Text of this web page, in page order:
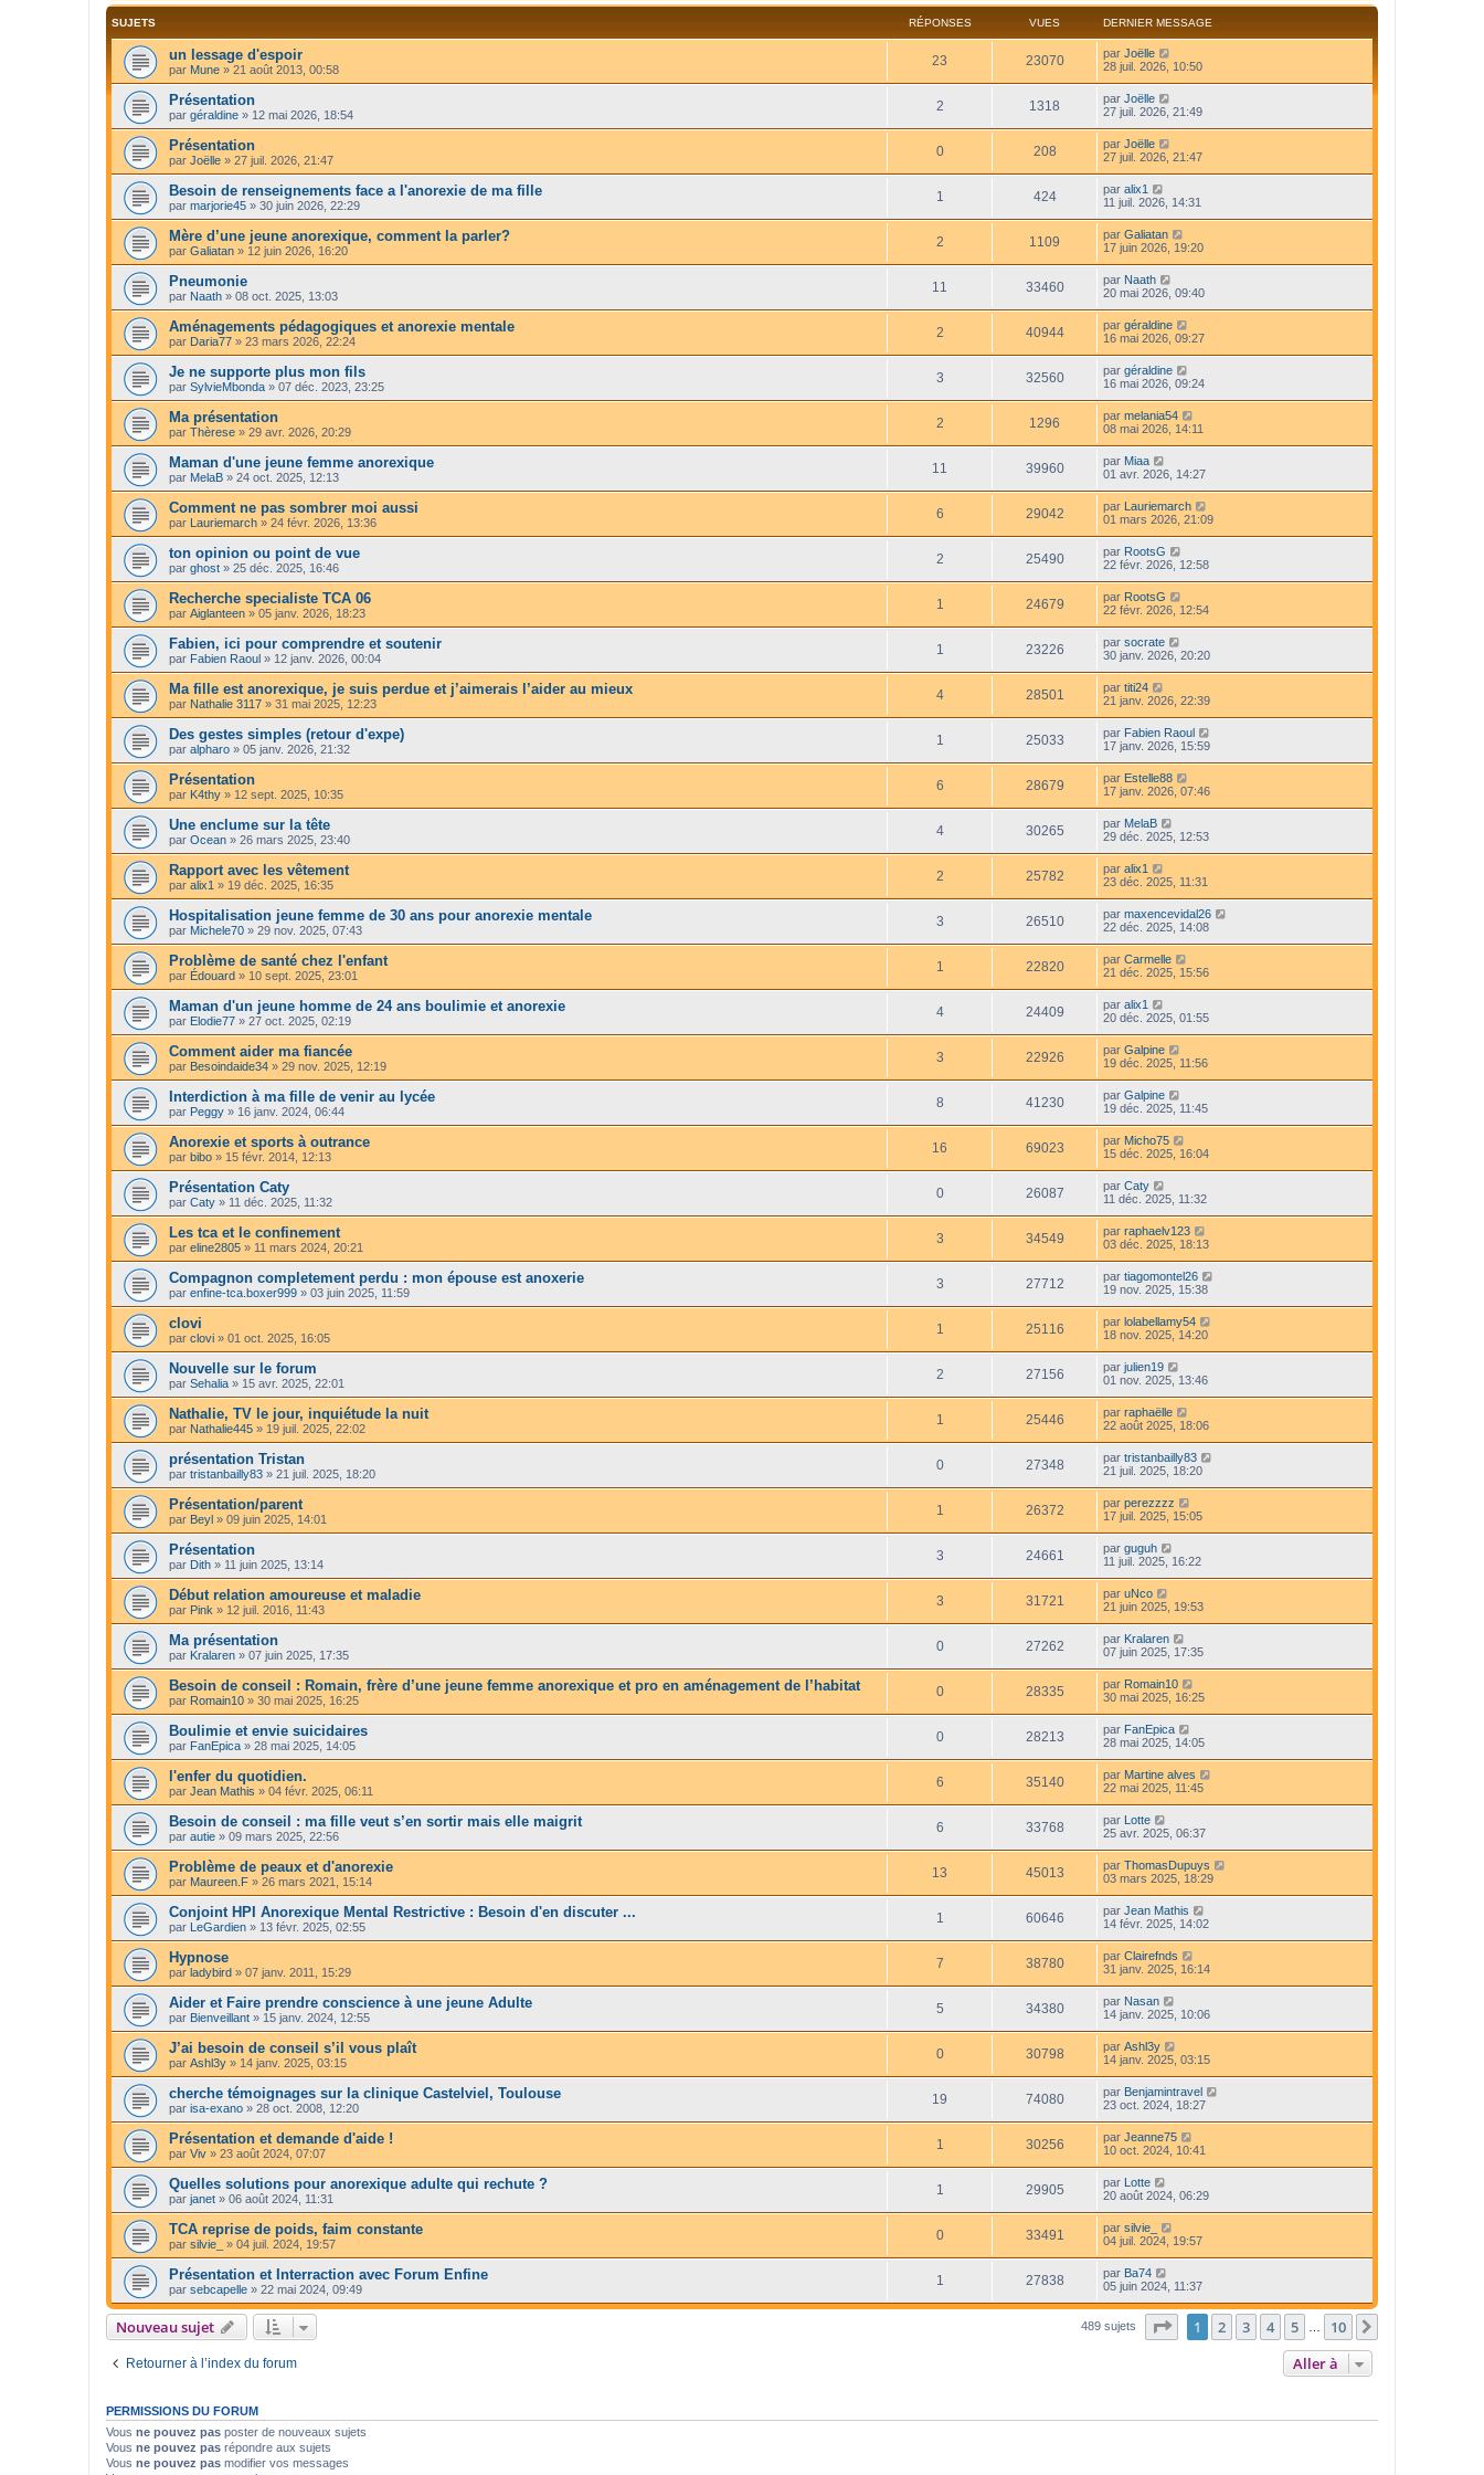
SUJETS RÉPONSES VUES DERNIER MESSAGE
un lessage d'espoir
par Mune » 21 août 2013, 00:58
23 23070 par Joëlle
28 juil. 2026, 10:50
Présentation
par géraldine » 12 mai 2026, 18:54
2 1318 par Joëlle
27 juil. 2026, 21:49
Présentation
par Joëlle » 27 juil. 2026, 21:47
0 208 par Joëlle
27 juil. 2026, 21:47
Besoin de renseignements face a l'anorexie de ma fille
par marjorie45 » 30 juin 2026, 22:29
1 424 par alix1
11 juil. 2026, 14:31
Mère d’une jeune anorexique, comment la parler?
par Galiatan » 12 juin 2026, 16:20
2 1109 par Galiatan
17 juin 2026, 19:20
Pneumonie
par Naath » 08 oct. 2025, 13:03
11 33460 par Naath
20 mai 2026, 09:40
Aménagements pédagogiques et anorexie mentale
par Daria77 » 23 mars 2026, 22:24
2 40944 par géraldine
16 mai 2026, 09:27
Je ne supporte plus mon fils
par SylvieMbonda » 07 déc. 2023, 23:25
3 32560 par géraldine
16 mai 2026, 09:24
Ma présentation
par Thèrese » 29 avr. 2026, 20:29
2 1296 par melania54
08 mai 2026, 14:11
Maman d'une jeune femme anorexique
par MelaB » 24 oct. 2025, 12:13
11 39960 par Miaa
01 avr. 2026, 14:27
Comment ne pas sombrer moi aussi
par Lauriemarch » 24 févr. 2026, 13:36
6 29042 par Lauriemarch
01 mars 2026, 21:09
ton opinion ou point de vue
par ghost » 25 déc. 2025, 16:46
2 25490 par RootsG
22 févr. 2026, 12:58
Recherche specialiste TCA 06
par Aiglanteen » 05 janv. 2026, 18:23
1 24679 par RootsG
22 févr. 2026, 12:54
Fabien, ici pour comprendre et soutenir
par Fabien Raoul » 12 janv. 2026, 00:04
1 23226 par socrate
30 janv. 2026, 20:20
Ma fille est anorexique, je suis perdue et j’aimerais l’aider au mieux
par Nathalie 3117 » 31 mai 2025, 12:23
4 28501 par titi24
21 janv. 2026, 22:39
Des gestes simples (retour d'expe)
par alpharo » 05 janv. 2026, 21:32
1 25033 par Fabien Raoul
17 janv. 2026, 15:59
Présentation
par K4thy » 12 sept. 2025, 10:35
6 28679 par Estelle88
17 janv. 2026, 07:46
Une enclume sur la tête
par Ocean » 26 mars 2025, 23:40
4 30265 par MelaB
29 déc. 2025, 12:53
Rapport avec les vêtement
par alix1 » 19 déc. 2025, 16:35
2 25782 par alix1
23 déc. 2025, 11:31
Hospitalisation jeune femme de 30 ans pour anorexie mentale
par Michele70 » 29 nov. 2025, 07:43
3 26510 par maxencevidal26
22 déc. 2025, 14:08
Problème de santé chez l'enfant
par Édouard » 10 sept. 2025, 23:01
1 22820 par Carmelle
21 déc. 2025, 15:56
Maman d'un jeune homme de 24 ans boulimie et anorexie
par Elodie77 » 27 oct. 2025, 02:19
4 24409 par alix1
20 déc. 2025, 01:55
Comment aider ma fiancée
par Besoindaide34 » 29 nov. 2025, 12:19
3 22926 par Galpine
19 déc. 2025, 11:56
Interdiction à ma fille de venir au lycée
par Peggy » 16 janv. 2024, 06:44
8 41230 par Galpine
19 déc. 2025, 11:45
Anorexie et sports à outrance
par bibo » 15 févr. 2014, 12:13
16 69023 par Micho75
15 déc. 2025, 16:04
Présentation Caty
par Caty » 11 déc. 2025, 11:32
0 26087 par Caty
11 déc. 2025, 11:32
Les tca et le confinement
par eline2805 » 11 mars 2024, 20:21
3 34549 par raphaelv123
03 déc. 2025, 18:13
Compagnon completement perdu : mon épouse est anoxerie
par enfine-tca.boxer999 » 03 juin 2025, 11:59
3 27712 par tiagomontel26
19 nov. 2025, 15:38
clovi
par clovi » 01 oct. 2025, 16:05
1 25116 par lolabellamy54
18 nov. 2025, 14:20
Nouvelle sur le forum
par Sehalia » 15 avr. 2025, 22:01
2 27156 par julien19
01 nov. 2025, 13:46
Nathalie, TV le jour, inquiétude la nuit
par Nathalie445 » 19 juil. 2025, 22:02
1 25446 par raphaëlle
22 août 2025, 18:06
présentation Tristan
par tristanbailly83 » 21 juil. 2025, 18:20
0 27348 par tristanbailly83
21 juil. 2025, 18:20
Présentation/parent
par Beyl » 09 juin 2025, 14:01
1 26372 par perezzzz
17 juil. 2025, 15:05
Présentation
par Dith » 11 juin 2025, 13:14
3 24661 par guguh
11 juil. 2025, 16:22
Début relation amoureuse et maladie
par Pink » 12 juil. 2016, 11:43
3 31721 par uNco
21 juin 2025, 19:53
Ma présentation
par Kralaren » 07 juin 2025, 17:35
0 27262 par Kralaren
07 juin 2025, 17:35
Besoin de conseil : Romain, frère d’une jeune femme anorexique et pro en aménagement de l’habitat
par Romain10 » 30 mai 2025, 16:25
0 28335 par Romain10
30 mai 2025, 16:25
Boulimie et envie suicidaires
par FanEpica » 28 mai 2025, 14:05
0 28213 par FanEpica
28 mai 2025, 14:05
l'enfer du quotidien.
par Jean Mathis » 04 févr. 2025, 06:11
6 35140 par Martine alves
22 mai 2025, 11:45
Besoin de conseil : ma fille veut s’en sortir mais elle maigrit
par autie » 09 mars 2025, 22:56
6 33768 par Lotte
25 avr. 2025, 06:37
Problème de peaux et d'anorexie
par Maureen.F » 26 mars 2021, 15:14
13 45013 par ThomasDupuys
03 mars 2025, 18:29
Conjoint HPI Anorexique Mental Restrictive : Besoin d'en discuter ...
par LeGardien » 13 févr. 2025, 02:55
1 60646 par Jean Mathis
14 févr. 2025, 14:02
Hypnose
par ladybird » 07 janv. 2011, 15:29
7 38780 par Clairefnds
31 janv. 2025, 16:14
Aider et Faire prendre conscience à une jeune Adulte
par Bienveillant » 15 janv. 2024, 12:55
5 34380 par Nasan
14 janv. 2025, 10:06
J’ai besoin de conseil s’il vous plaît
par Ashl3y » 14 janv. 2025, 03:15
0 30798 par Ashl3y
14 janv. 2025, 03:15
cherche témoignages sur la clinique Castelviel, Toulouse
par isa-exano » 28 oct. 2008, 12:20
19 74080 par Benjamintravel
23 oct. 2024, 18:27
Présentation et demande d'aide !
par Viv » 23 août 2024, 07:07
1 30256 par Jeanne75
10 oct. 2024, 10:41
Quelles solutions pour anorexique adulte qui rechute ?
par janet » 06 août 2024, 11:31
1 29905 par Lotte
20 août 2024, 06:29
TCA reprise de poids, faim constante
par silvie_ » 04 juil. 2024, 19:57
0 33491 par silvie_
04 juil. 2024, 19:57
Présentation et Interraction avec Forum Enfine
par sebcapelle » 22 mai 2024, 09:49
1 27838 par Ba74
05 juin 2024, 11:37
Nouveau sujet 489 sujets Page sur10
1 2 3 4 5 10
Retourner à l’index du forum Aller à
PERMISSIONS DU FORUM
Vous ne pouvez pas poster de nouveaux sujets
Vous ne pouvez pas répondre aux sujets
Vous ne pouvez pas modifier vos messages